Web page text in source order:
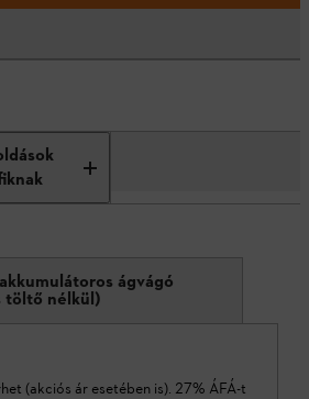
ágvágó
töltő nélkül)
(akciós ár esetében is). 27% ÁFÁ-t